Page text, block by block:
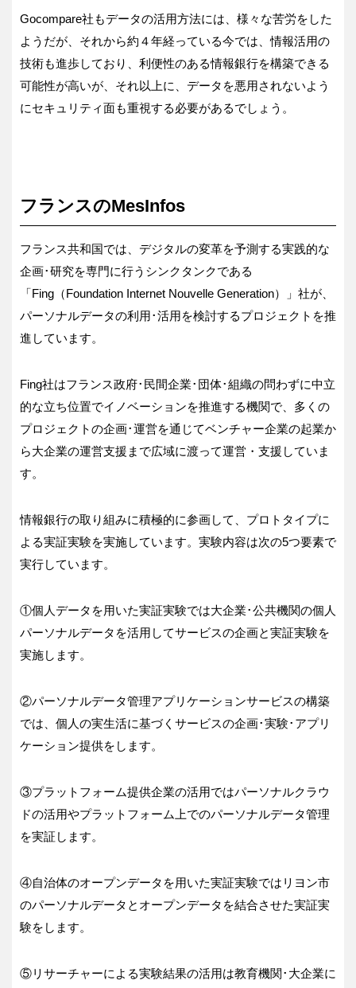
Gocompare社もデータの活用方法には、様々な苦労をした
ようだが、それから約４年経っている今では、情報活用の
技術も進歩しており、利便性のある情報銀行を構築できる
可能性が高いが、それ以上に、データを悪用されないよう
にセキュリティ面も重視する必要があるでしょう。
フランスのMesInfos
フランス共和国では、デジタルの変革を予測する実践的な
企画･研究を専門に行うシンクタンクである
「Fing（Foundation Internet Nouvelle Generation）」社が、
パーソナルデータの利用･活用を検討するプロジェクトを推
進しています。
Fing社はフランス政府･民間企業･団体･組織の問わずに中立
的な立ち位置でイノベーションを推進する機関で、多くの
プロジェクトの企画･運営を通じてベンチャー企業の起業か
ら大企業の運営支援まで広域に渡って運営・支援していま
す。
情報銀行の取り組みに積極的に参画して、プロトタイプに
よる実証実験を実施しています。実験内容は次の5つ要素で
実行しています。
①個人データを用いた実証実験では大企業･公共機関の個人
パーソナルデータを活用してサービスの企画と実証実験を
実施します。
②パーソナルデータ管理アプリケーションサービスの構築
では、個人の実生活に基づくサービスの企画･実験･アプリ
ケーション提供をします。
③プラットフォーム提供企業の活用ではパーソナルクラウ
ドの活用やプラットフォーム上でのパーソナルデータ管理
を実証します。
④自治体のオープンデータを用いた実証実験ではリヨン市
のパーソナルデータとオープンデータを結合させた実証実
験をします。
⑤リサーチャーによる実験結果の活用は教育機関･大企業に